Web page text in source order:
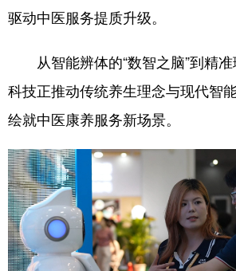
驱动中医服务提质升级。
从智能辨体的“数智之脑”到精准
科技正推动传统养生理念与现代智
绘就中医康养服务新场景。